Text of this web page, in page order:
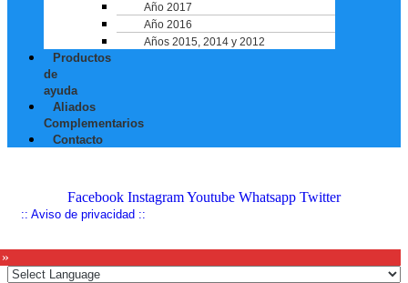
Año 2017
Año 2016
Años 2015, 2014 y 2012
Productos
de
ayuda
Aliados
Complementarios
Contacto
Facebook InstagramYoutube Whatsapp Twitter
:: Aviso de privacidad ::